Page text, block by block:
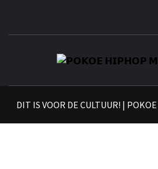
DIT IS VOOR DE CULTUUR! |